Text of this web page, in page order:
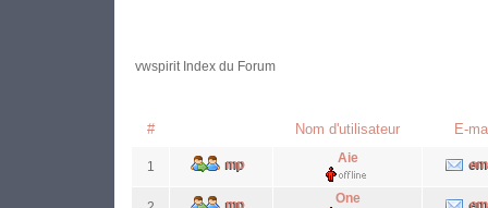
vwspirit Index du Forum
# Nom d'utilisateur E-
1
Aie
One